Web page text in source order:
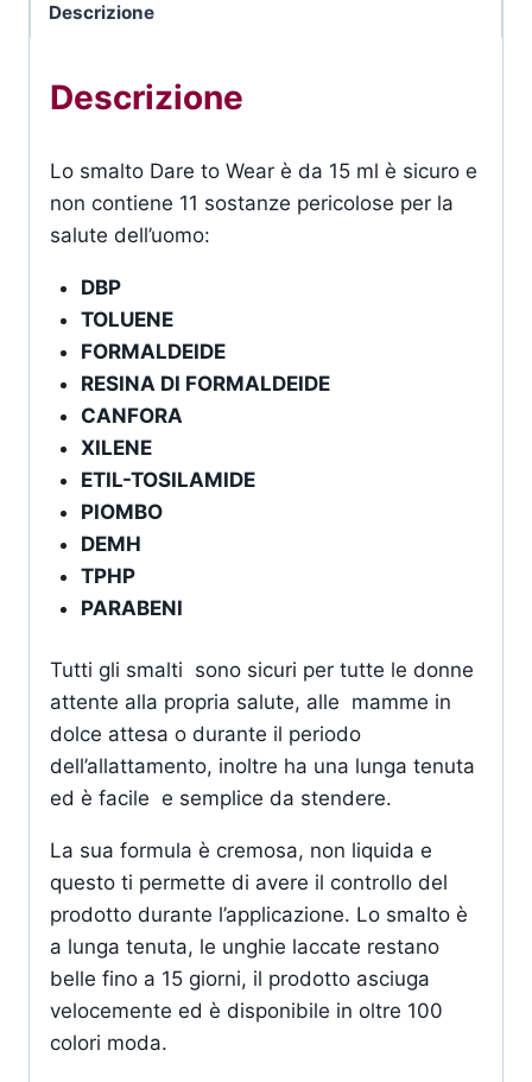
Descrizione
Descrizione
Lo smalto Dare to Wear è da 15 ml è sicuro e
non contiene 11 sostanze pericolose per la
salute dell’uomo:
DBP
TOLUENE
FORMALDEIDE
RESINA DI FORMALDEIDE
CANFORA
XILENE
ETIL-TOSILAMIDE
PIOMBO
DEMH
TPHP
PARABENI
Tutti gli smalti sono sicuri per tutte le donne
attente alla propria salute, alle mamme in
dolce attesa o durante il periodo
dell’allattamento, inoltre ha una lunga tenuta
ed è facile e semplice da stendere.
La sua formula è cremosa, non liquida e
questo ti permette di avere il controllo del
prodotto durante l’applicazione. Lo smalto è
a lunga tenuta, le unghie laccate restano
belle fino a 15 giorni, il prodotto asciuga
velocemente ed è disponibile in oltre 100
colori moda.